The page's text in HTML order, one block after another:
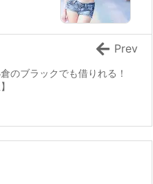
倉のブラックでも借りれる！
Prev